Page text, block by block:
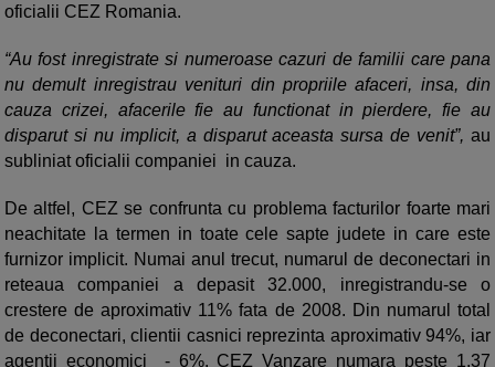
oficialii CEZ Romania.
“Au fost inregistrate si numeroase cazuri de familii care pana
nu demult inregistrau venituri din propriile afaceri, insa, din
cauza crizei, afacerile fie au functionat in pierdere, fie au
disparut si nu implicit, a disparut aceasta sursa de venit”, au
subliniat oficialii companiei in cauza.
De altfel, CEZ se confrunta cu problema facturilor foarte mari
neachitate la termen in toate cele sapte judete in care este
furnizor implicit. Numai anul trecut, numarul de deconectari in
reteaua companiei a depasit 32.000, inregistrandu-se o
crestere de aproximativ 11% fata de 2008. Din numarul total
de deconectari, clientii casnici reprezinta aproximativ 94%, iar
agentii economici - 6%. CEZ Vanzare numara peste 1,37